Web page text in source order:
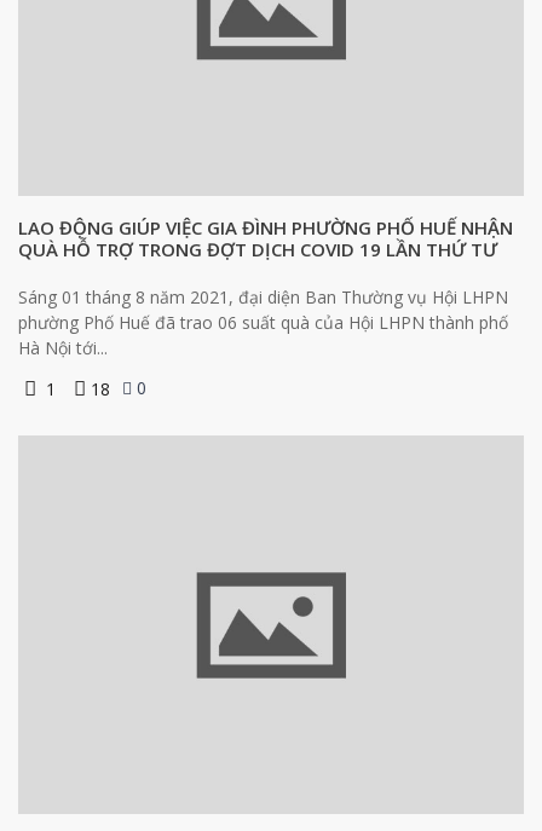
LAO ĐỘNG GIÚP VIỆC GIA ĐÌNH PHƯỜNG PHỐ HUẾ NHẬN
QUÀ HỖ TRỢ TRONG ĐỢT DỊCH COVID 19 LẦN THỨ TƯ
Sáng 01 tháng 8 năm 2021, đại diện Ban Thường vụ Hội LHPN
phường Phố Huế đã trao 06 suất quà của Hội LHPN thành phố
Hà Nội tới...
1
18 0